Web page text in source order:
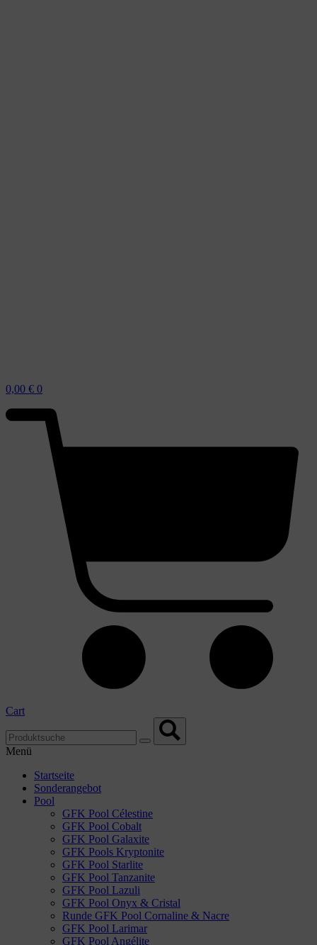
0,00 € 0
Cart
Menü
Startseite
Sonderangebot
Pool
GFK Pool Célestine
GFK Pool Cobalt
GFK Pool Galaxite
GFK Pools Kryptonite
GFK Pool Starlite
GFK Pool Tanzanite
GFK Pool Lazuli
GFK Pool Onyx & Cristal
Runde GFK Pool Cornaline & Nacre
GFK Pool Larimar
GFK Pool Angélite